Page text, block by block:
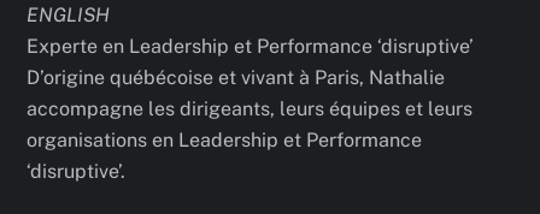
ENGLISH
Experte en Leadership et Performance ‘disruptive’
D’origine québécoise et vivant à Paris, Nathalie
accompagne les dirigeants, leurs équipes et leurs
organisations en Leadership et Performance
‘disruptive’.